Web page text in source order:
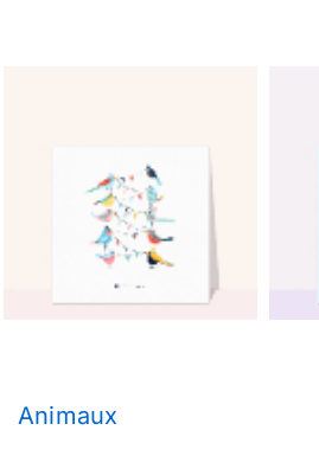
Animaux